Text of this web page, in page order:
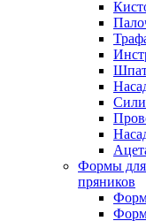
Формы для
пряников